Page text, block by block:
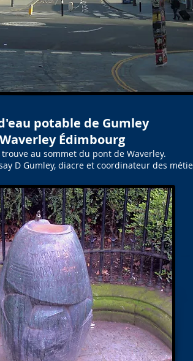
potable de Gumley
Édimbourg
au sommet du pont de Waverley.
D Gumley, diacre et coordinateur des